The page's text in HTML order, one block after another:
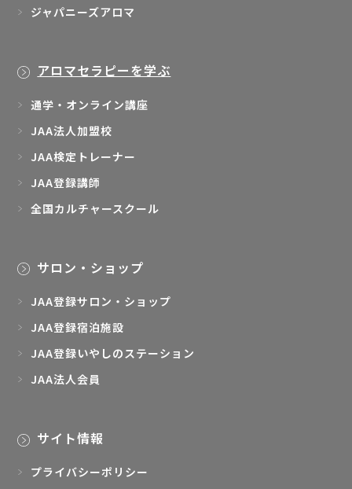
ジャパニーズアロマ
アロマセラピーを学ぶ
通学・オンライン講座
JAA法人加盟校
JAA検定トレーナー
JAA登録講師
全国カルチャースクール
サロン・ショップ
JAA登録サロン・ショップ
JAA登録宿泊施設
JAA登録いやしのステーション
JAA法人会員
サイト情報
プライバシーポリシー